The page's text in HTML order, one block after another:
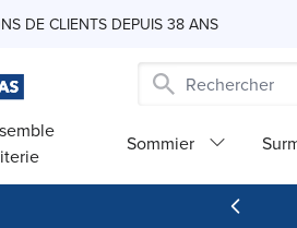
DE CLIENTS DEPUIS 38 ANS
Sommier